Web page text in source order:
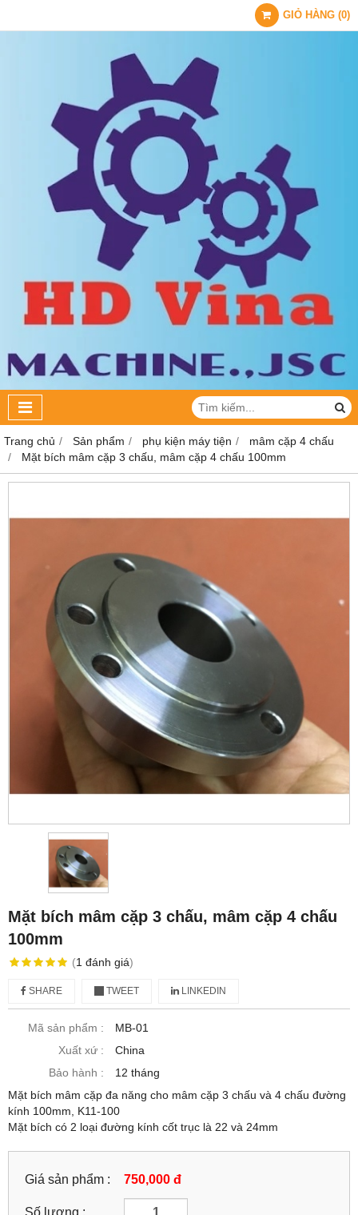
GIỎ HÀNG (0)
Trang chủ Sản phẩm phụ kiện máy tiện
mâm cặp 4 chấu
Mặt bích mâm cặp 3 chấu, mâm cặp 4 chấu 100mm
Mặt bích mâm cặp 3 chấu, mâm cặp 4 chấu
100mm
(1 đánh giá)
SHARE TWEET LINKEDIN
Mã sản phẩm :
MB-01
Xuất xứ :
China
Bảo hành :
12 tháng
Mặt bích mâm cặp đa năng cho mâm cặp 3 chấu và 4 chấu đường
kính 100mm, K11-100
Mặt bích có 2 loại đường kính cốt trục là 22 và 24mm
Giá sản phẩm : 750,000 đ
Số lượng :